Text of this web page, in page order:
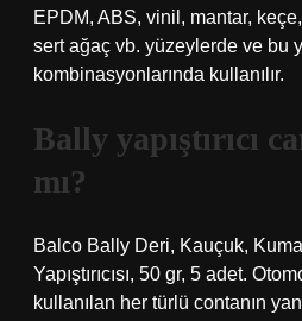
EPDM, ABS, vinil, mantar,
sert ağaç vb. yüzeylerde ve bu
kombinasyonlarında kullanılır.
Bally yapıştırıcı
mı?
Balco Bally Deri, Kauçuk,
Yapıştırıcısı, 50 gr, 5 adet.
kullanılan her türlü contanın